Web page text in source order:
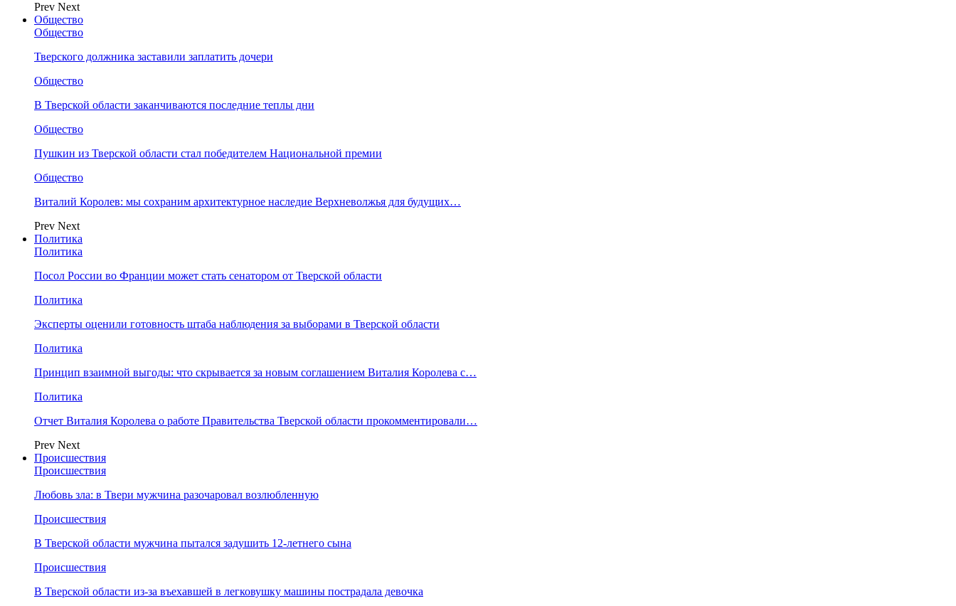
Prev Next
Общество
Общество
Тверского должника заставили заплатить дочери
Общество
В Тверской области заканчиваются последние теплы дни
Общество
Пушкин из Тверской области стал победителем Национальной премии
Общество
Виталий Королев: мы сохраним архитектурное наследие Верхневолжья для будущих…
Prev Next
Политика
Политика
Посол России во Франции может стать сенатором от Тверской области
Политика
Эксперты оценили готовность штаба наблюдения за выборами в Тверской области
Политика
Принцип взаимной выгоды: что скрывается за новым соглашением Виталия Королева с…
Политика
Отчет Виталия Королева о работе Правительства Тверской области прокомментировали…
Prev Next
Происшествия
Происшествия
Любовь зла: в Твери мужчина разочаровал возлюбленную
Происшествия
В Тверской области мужчина пытался задушить 12-летнего сына
Происшествия
В Тверской области из-за въехавшей в легковушку машины пострадала девочка